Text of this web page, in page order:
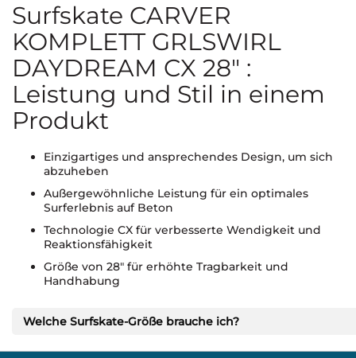
Surfskate CARVER
KOMPLETT GRLSWIRL
DAYDREAM CX 28" :
Leistung und Stil in einem
Produkt
Einzigartiges und ansprechendes Design, um sich
abzuheben
Außergewöhnliche Leistung für ein optimales
Surferlebnis auf Beton
Technologie CX für verbesserte Wendigkeit und
Reaktionsfähigkeit
Größe von 28" für erhöhte Tragbarkeit und
Handhabung
Welche Surfskate-Größe brauche ich?